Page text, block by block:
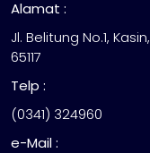
Alamat :
Jl. Belitung No.1,
65117
Telp :
(0341) 324960
e-Mail :